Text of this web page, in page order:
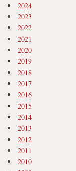
2024
2023
2022
2021
2020
2019
2018
2017
2016
2015
2014
2013
2012
2011
2010